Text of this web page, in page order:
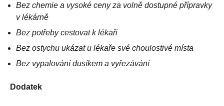
Bez chemie a vysoké ceny za volně dostupné přípravky
v lékárně
Bez potřeby cestovat k lékaři
Bez ostychu ukázat u lékaře své choulostivé místa
Bez vypalování dusíkem a vyřezávání
Dodatek